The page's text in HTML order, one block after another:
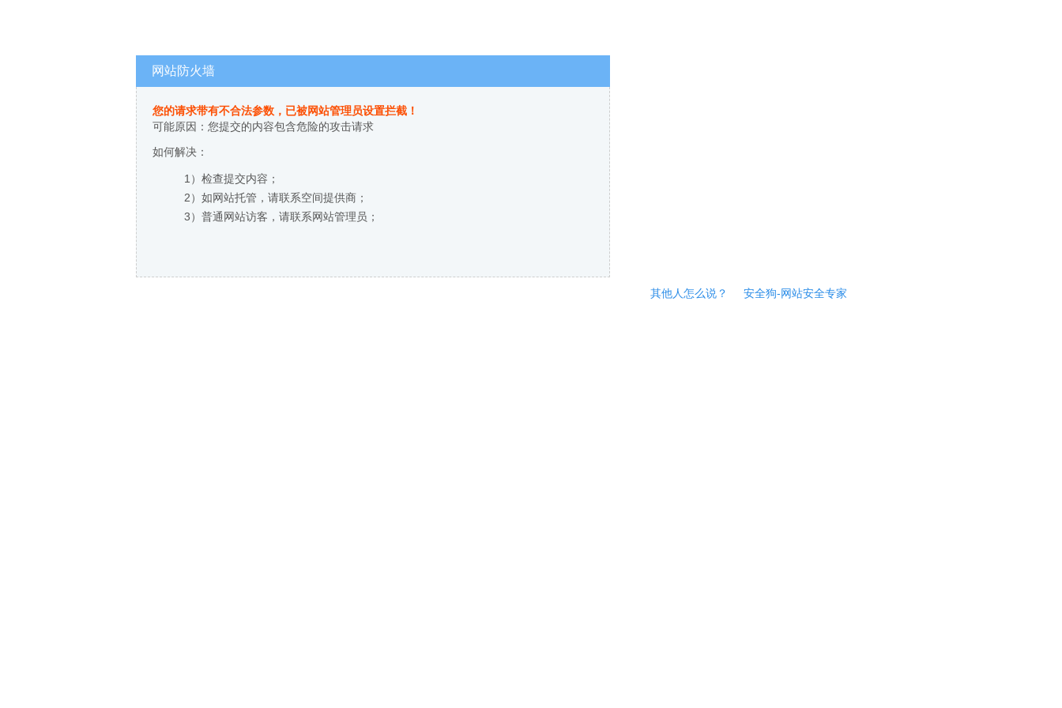
网站防火墙
您的请求带有不合法参数，已被网站管理员设置拦截！
可能原因：您提交的内容包含危险的攻击请求
如何解决：
1）检查提交内容；
2）如网站托管，请联系空间提供商；
3）普通网站访客，请联系网站管理员；
其他人怎么说？ 安全狗-网站安全专家